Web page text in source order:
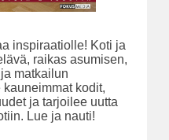
inspiraatiolle! Koti ja
raikas asumisen,
matkailun
kodit,
ja tarjoilee uutta
Lue ja nauti!